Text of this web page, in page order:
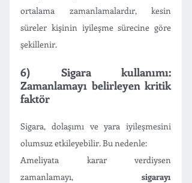
ortalama zamanlamalardır, kesin
süreler kişinin iyileşme sürecine göre
şekillenir.
6) Sigara kullanımı:
Zamanlamayı belirleyen kritik
faktör
Sigara, dolaşımı ve yara iyileşmesini
olumsuz etkileyebilir. Bu nedenle:
Ameliyata karar verdiysen
zamanlamayı, sigarayı